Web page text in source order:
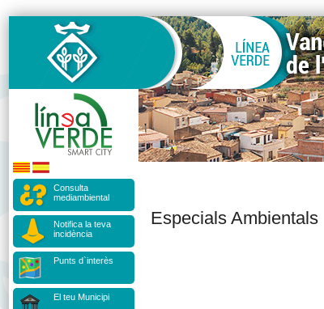
Consulta
mediambiental
Notifica la teva
incidència
Punts d`interès
El teu Municipi
Especials Ambientals